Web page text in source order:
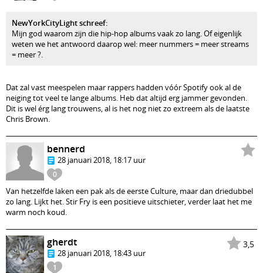
NewYorkCityLight schreef:
Mijn god waarom zijn die hip-hop albums vaak zo lang. Of eigenlijk
weten we het antwoord daarop wel: meer nummers = meer streams
= meer ?.
Dat zal vast meespelen maar rappers hadden vóór Spotify ook al de
neiging tot veel te lange albums. Heb dat altijd erg jammer gevonden.
Dit is wel érg lang trouwens, al is het nog niet zo extreem als de laatste
Chris Brown.
0
bennerd
28 januari 2018, 18:17 uur
Van hetzelfde laken een pak als de eerste Culture, maar dan driedubbel
zo lang. Lijkt het. Stir Fry is een positieve uitschieter, verder laat het me
warm noch koud.
3,5
1
gherdt
28 januari 2018, 18:43 uur